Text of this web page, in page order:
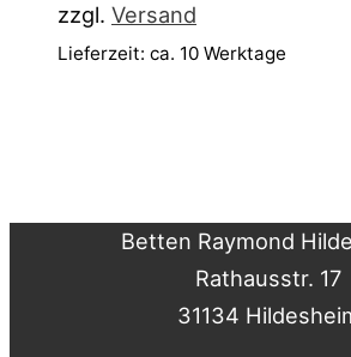
zzgl. Versand
Lieferzeit: ca. 10 Werktage
Betten Raymond
Rathausstr. 17
31134